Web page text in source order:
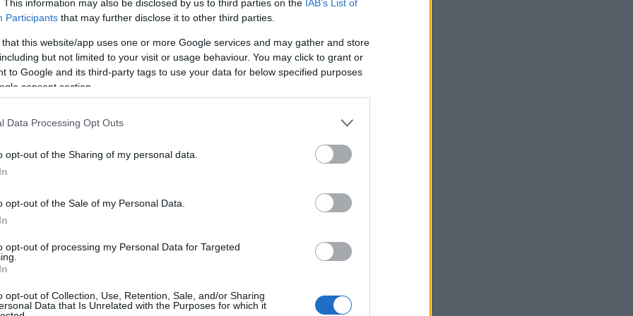
This information may also be disclosed by us to third parties on the IAB’s List of
Participants that may further disclose it to other third parties.
that this website/app uses one or more Google services and may gather and store
but not limited to your visit or usage behaviour. You may click to grant or
to Google and its third-party tags to use your data for below specified purposes
consent section.
Data Processing Opt Outs
opt-out of the Sharing of my personal data.
opt-out of the Sale of my Personal Data.
opt-out of processing my Personal Data for Targeted
opt-out of Collection, Use, Retention, Sale, and/or Sharing
Data that Is Unrelated with the Purposes for which it
for daglig oppfølging av utøvere, samt hovedansvar for
rundt norgescup og NM.
av 1980-tallet. Det finansieres av Sirdal kommune,
egenandeler.
15 elever på langrenn og cirka 45 elever på skiskyting.
og én trener hos langrenn.
Der gjennomfører skolens langrennsløpere og
og vinteren.